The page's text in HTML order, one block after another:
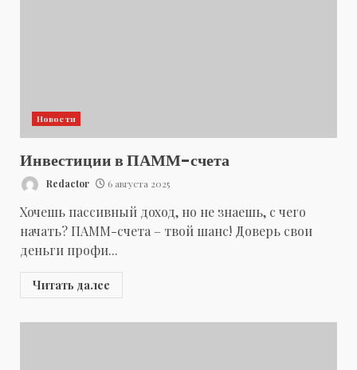
Новости
Инвестиции в ПАММ-счета
Redactor 6 августа 2025
Хочешь пассивный доход, но не знаешь, с чего
начать? ПАММ-счета – твой шанс! Доверь свои
деньги профи...
Читать далее